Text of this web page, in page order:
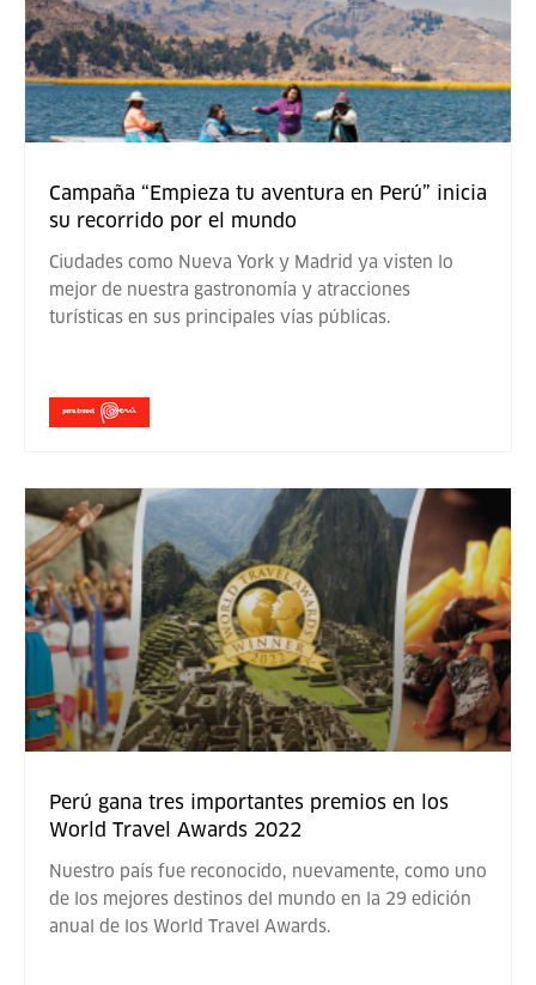
Campaña “Empieza tu aventura en Perú” inicia
su recorrido por el mundo
Ciudades como Nueva York y Madrid ya visten lo
mejor de nuestra gastronomía y atracciones
turísticas en sus principales vías públicas.
Perú gana tres importantes premios en los
World Travel Awards 2022
Nuestro país fue reconocido, nuevamente, como uno
de los mejores destinos del mundo en la 29 edición
anual de los World Travel Awards.